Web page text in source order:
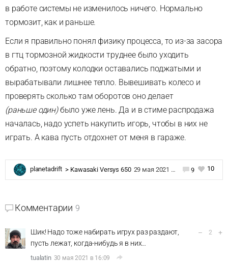
в работе системы не изменилось ничего. Нормально
тормозит, как и раньше.
Если я правильно понял физику процесса, то из-за засора
в гтц тормозной жидкости труднее было уходить
обратно, поэтому колодки оставались поджатыми и
вырабатывали лишнее тепло. Вывешивать колесо и
проверять сколько там оборотов оно делает
(раньше один)было уже лень. Да и в стиме распродажа
началась, надо успеть накупить игорь, чтобы в них не
играть. А кава пусть отдохнет от меня в гараже.
planetadrift > Kawasaki Versys 650 29 мая 2021 в 23:34 9 10
Комментарии 9
Шик! Надо тоже набирать игрух раз раздают,
пусть лежат, когда-нибудь я в них…
tualatin 30 мая 2021 в 16:09
– 2 +